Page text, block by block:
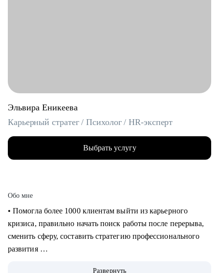
Эльвира Еникеева
Карьерный стратег / Психолог / HR-эксперт
Выбрать услугу
Обо мне
‌‌‌‌‌• Помогла более 1000 клиентам выйти из карьерного
кризиса, правильно начать поиск работы после перерыва,
сменить сферу, составить стратегию профессионального
развития
Развернуть